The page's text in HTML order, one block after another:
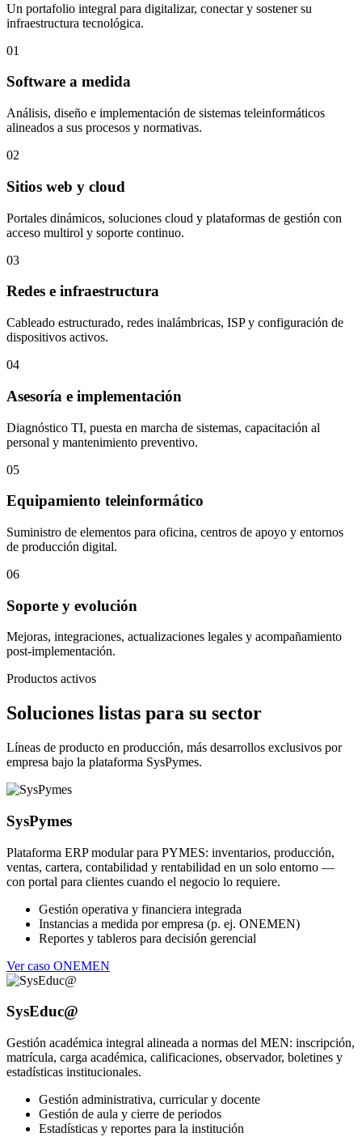
Un portafolio integral para digitalizar, conectar y sostener su
infraestructura tecnológica.
01
Software a medida
Análisis, diseño e implementación de sistemas teleinformáticos
alineados a sus procesos y normativas.
02
Sitios web y cloud
Portales dinámicos, soluciones cloud y plataformas de gestión con
acceso multirol y soporte continuo.
03
Redes e infraestructura
Cableado estructurado, redes inalámbricas, ISP y configuración de
dispositivos activos.
04
Asesoría e implementación
Diagnóstico TI, puesta en marcha de sistemas, capacitación al
personal y mantenimiento preventivo.
05
Equipamiento teleinformático
Suministro de elementos para oficina, centros de apoyo y entornos
de producción digital.
06
Soporte y evolución
Mejoras, integraciones, actualizaciones legales y acompañamiento
post-implementación.
Productos activos
Soluciones listas para su sector
Líneas de producto en producción, más desarrollos exclusivos por
empresa bajo la plataforma SysPymes.
SysPymes
Plataforma ERP modular para PYMES: inventarios, producción,
ventas, cartera, contabilidad y rentabilidad en un solo entorno —
con portal para clientes cuando el negocio lo requiere.
Gestión operativa y financiera integrada
Instancias a medida por empresa (p. ej. ONEMEN)
Reportes y tableros para decisión gerencial
Ver caso ONEMEN
SysEduc@
Gestión académica integral alineada a normas del MEN: inscripción,
matrícula, carga académica, calificaciones, observador, boletines y
estadísticas institucionales.
Gestión administrativa, curricular y docente
Gestión de aula y cierre de periodos
Estadísticas y reportes para la institución